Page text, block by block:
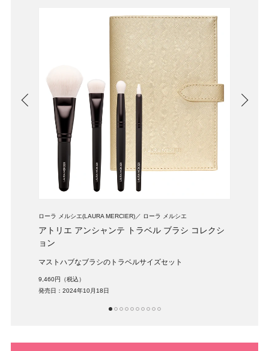
ローラ メルシエ(LAURA MERCIER) ローラ メルシエ
アトリエ アンシャンテ トラベル ブラシ コレクシ
ョン
マストハブなブラシのトラベルサイズセット
9,460円（税込）
発売日：2024年10月18日